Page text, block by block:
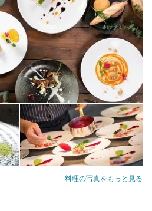
料理の写真をもっと見る